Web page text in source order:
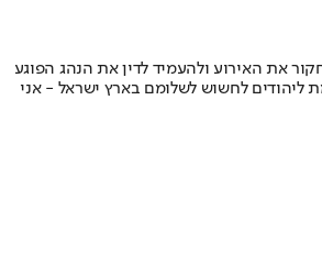
את האירוע ולהעמיד לדין את הנהג הפוגע
ליהודים לחשוש לשלומם בארץ ישראל - אני